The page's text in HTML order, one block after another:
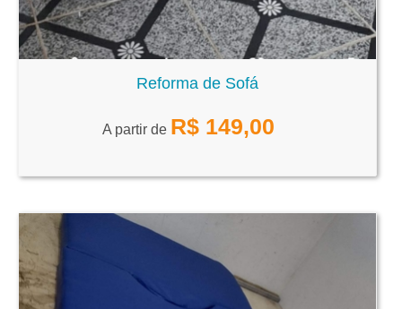
Reforma de Sofá
A partir de R$ 149,00